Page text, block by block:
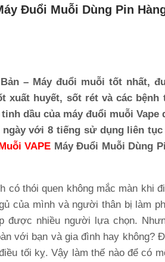
Đuổi Muỗi Dùng Pin
– Máy đuổi muỗi tốt nhất,
xuất huyết, sốt rét và các
dầu của máy đuổi muỗi
ngày với 8 tiếng sử dụng liên
VAPE Máy Đuổi Muỗi Dùng
có thói quen không mắc màn khi
của mình và người thân bị làm
được nhiều người lựa chọn.
với bạn và gia đình hay không?
tối kỵ. Vậy làm thế nào để có